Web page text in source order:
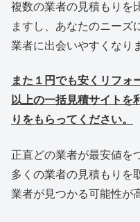
複数の業者の見積もりを
ますし、あなたのニーズ
業者に出会いやすくなり
また１円でも安くリフォ
以上の一括見積サイトを
りをもらってください。
正直どの業者が最安値を
多くの業者の見積もりを
業者が見つかる可能性が